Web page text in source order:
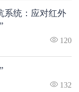
系统：应对红外
120
132